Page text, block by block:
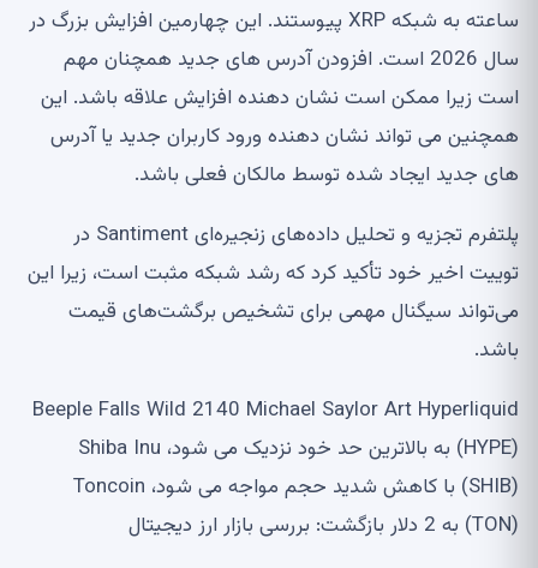
ساعته به شبکه XRP پیوستند. این چهارمین افزایش بزرگ در
سال 2026 است. افزودن آدرس های جدید همچنان مهم
است زیرا ممکن است نشان دهنده افزایش علاقه باشد. این
همچنین می تواند نشان دهنده ورود کاربران جدید یا آدرس
های جدید ایجاد شده توسط مالکان فعلی باشد.
پلتفرم تجزیه و تحلیل داده‌های زنجیره‌ای Santiment در
توییت اخیر خود تأکید کرد که رشد شبکه مثبت است، زیرا این
می‌تواند سیگنال مهمی برای تشخیص برگشت‌های قیمت
باشد.
Beeple Falls Wild 2140 Michael Saylor Art Hyperliquid
(HYPE) به بالاترین حد خود نزدیک می شود، Shiba Inu
(SHIB) با کاهش شدید حجم مواجه می شود، Toncoin
(TON) به 2 دلار بازگشت: بررسی بازار ارز دیجیتال